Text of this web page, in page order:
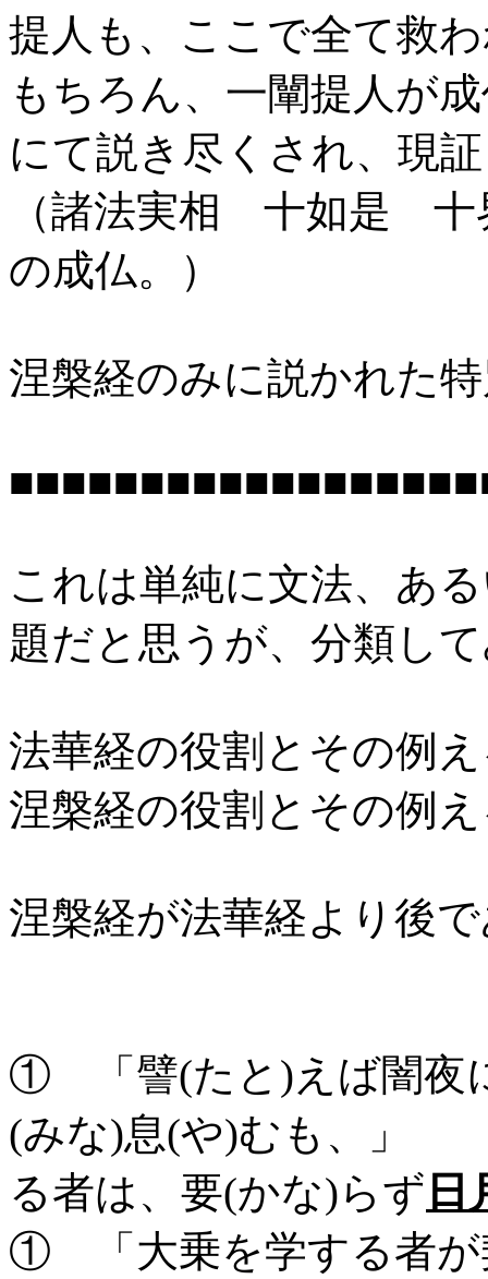
提人も、ここで全て救
もちろん、一闡提人が
にて説き尽くされ、現
（諸法実相 十如是 十
の成仏。）
涅槃経のみに説かれた
これは単純に文法、あ
題だと思うが、分類し
法華経の役割とその
涅槃経の役割とその
涅槃経が法華経より後
① 「譬(たと)えば闇夜
(みな)息(や)むも、」
る者は、要(かな)らず 日
① 「大乗を学する者が